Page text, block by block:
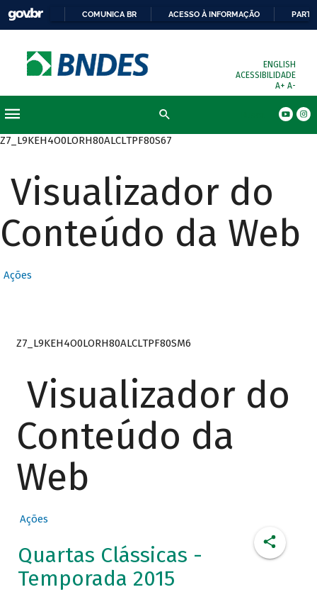
COMUNICA BR ACESSO À INFORMAÇÃO
ENGLISH
ACESSIBILIDADE
A+ A-
Z7_L9KEH4O0LORH80ALCLTPF80S67
Visualizador do
Conteúdo da Web
Ações
Z7_L9KEH4O0LORH80ALCLTPF80SM6
Visualizador do
Conteúdo da
Web
Ações
Quartas Clássicas -
Temporada 2015